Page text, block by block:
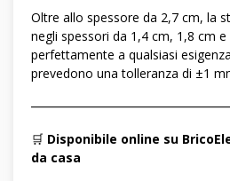
Oltre allo spessore da 2,7 cm, la
negli spessori da 1,4 cm, 1,8 cm
perfettamente a qualsiasi
prevedono una tolleranza di ±1
🛒 Disponibile online su
da casa